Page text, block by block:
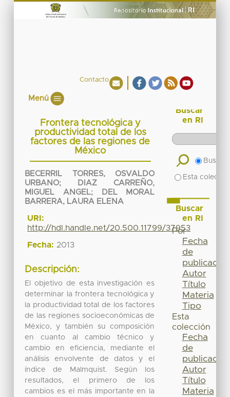
Contacto
Menú
Frontera tecnológica y
productividad total de los
factores de las regiones de
México
BECERRIL TORRES, OSVALDO
URBANO;
DIAZ CARREÑO,
MIGUEL ANGEL;
DEL MORAL
BARRERA, LAURA ELENA
URI:
http://hdl.handle.net/20.500.11799/37953
Fecha: 2013
Descripción:
El objetivo de esta investigación es
determinar la frontera tecnológica y
la productividad total de los factores
de las regiones socioeconómicas de
México, y también su composición
en cuanto al cambio técnico y
cambio en eficiencia, mediante el
análisis envolvente de datos y el
índice de Malmquist. Según los
resultados, el primero de los
cambios es el más importante en la
Buscar
en RI
Buscar
Esta
Buscar
en RI
Por
Fecha
de
publicación
Autor
Título
Materia
Tipo
Esta
colección
Fecha
de
publicación
Autor
Título
Materia